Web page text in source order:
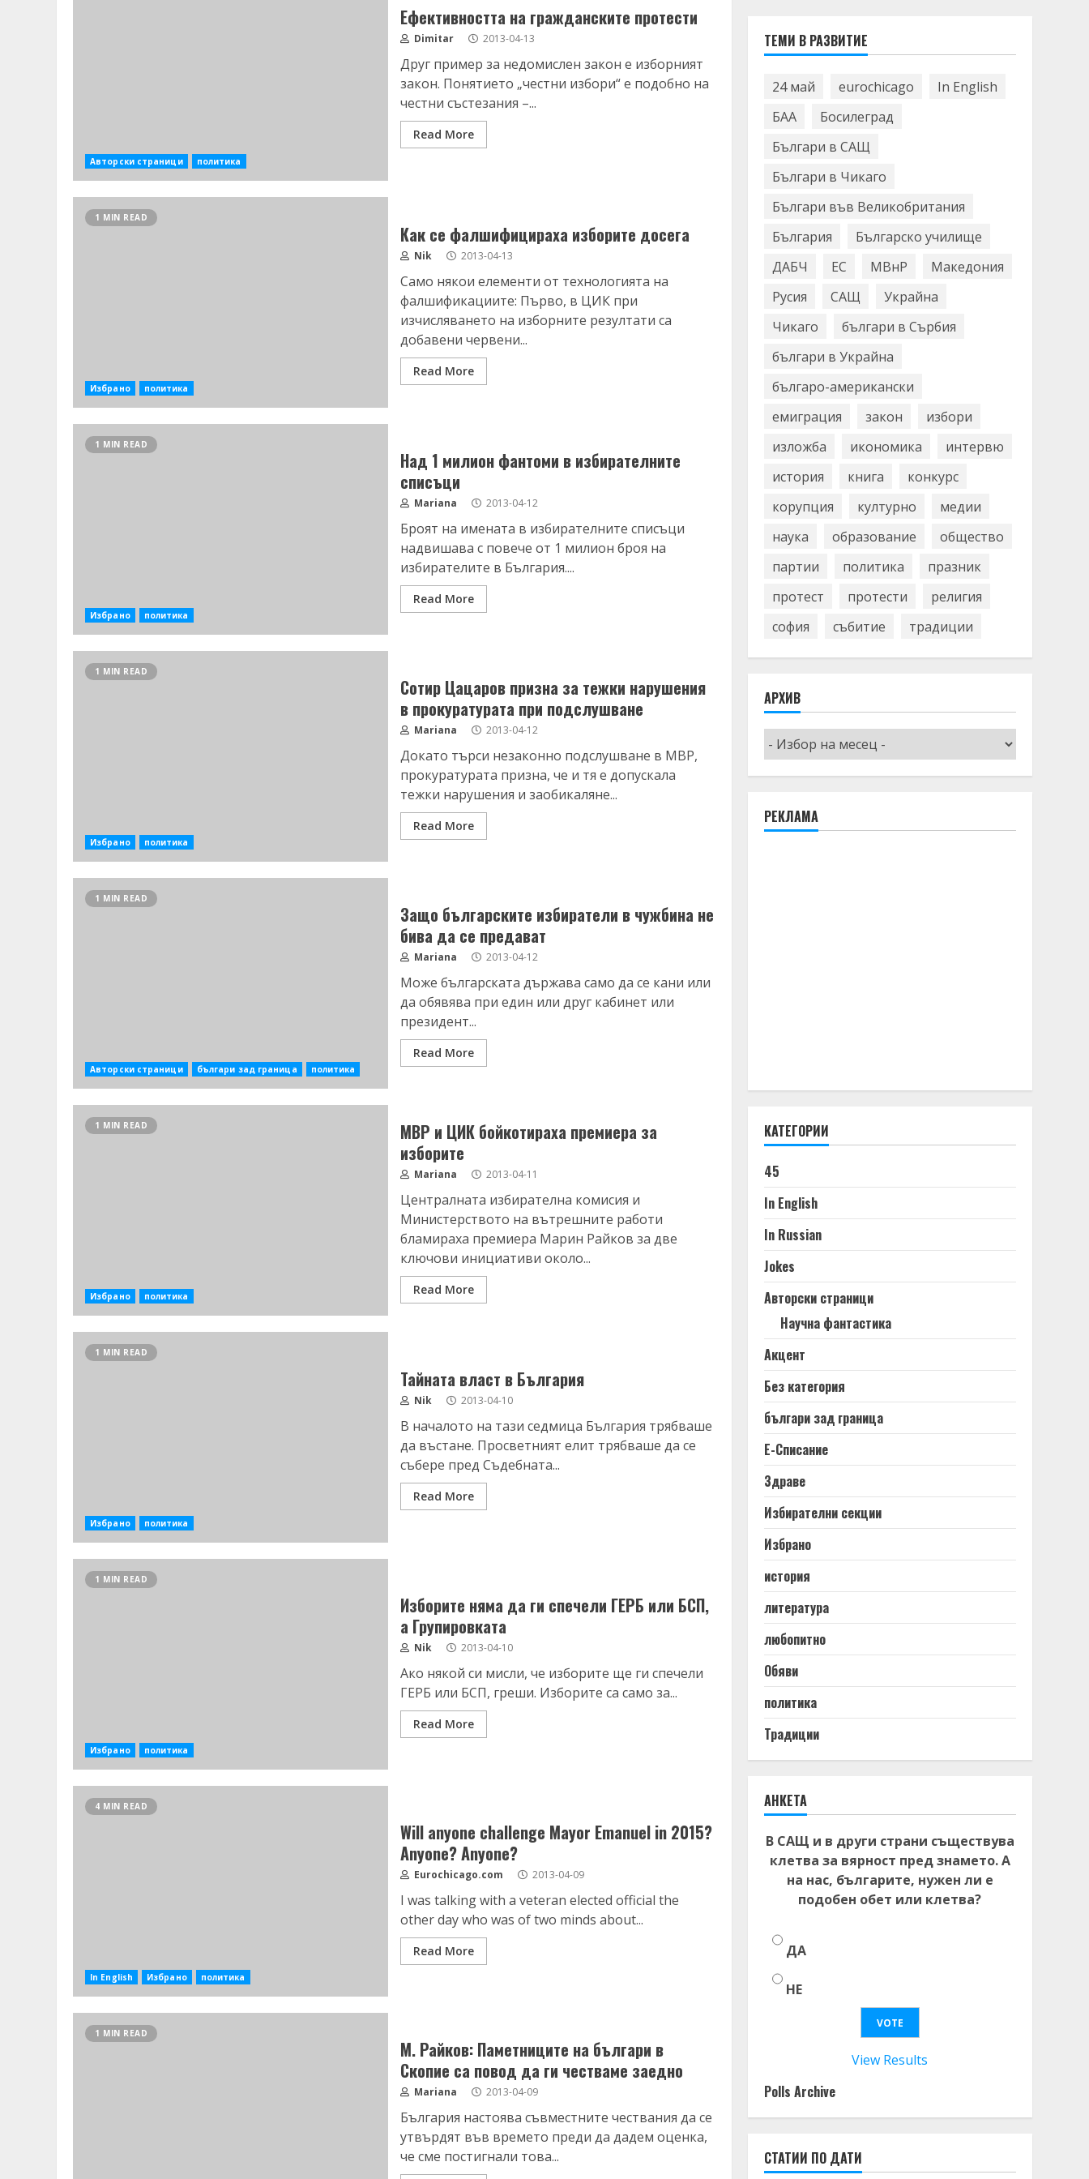
Авторски страници политика
Eфективността на гражданските протести
Dimitar 2013-04-13
Друг пример за недомислен закон е изборният
закон. Понятието „честни избори“ е подобно на
честни състезания –...
Read More
1 MIN READ
Избрано политика
Как се фалшифицираха изборите досега
Nik 2013-04-13
Само някои елементи от технологията на
фалшификациите: Първо, в ЦИК при
изчисляването на изборните резултати са
добавени червени...
Read More
1 MIN READ
Избрано политика
Над 1 милион фантоми в избирателните
списъци
Mariana 2013-04-12
Броят на имената в избирателните списъци
надвишава с повече от 1 милион броя на
избирателите в България....
Read More
1 MIN READ
Избрано политика
Сотир Цацаров призна за тежки нарушения
в прокуратурата при подслушване
Mariana 2013-04-12
Докато търси незаконно подслушване в МВР,
прокуратурата призна, че и тя е допускала
тежки нарушения и заобикаляне...
Read More
1 MIN READ
Авторски страници българи зад граница политика
Защо българските избиратели в чужбина не
бива да се предават
Mariana 2013-04-12
Може българската държава само да се кани или
да обявява при един или друг кабинет или
президент...
Read More
1 MIN READ
Избрано политика
МВР и ЦИК бойкотираха премиера за
изборите
Mariana 2013-04-11
Централната избирателна комисия и
Министерството на вътрешните работи
бламираха премиера Марин Райков за две
ключови инициативи около...
Read More
1 MIN READ
Избрано политика
Тайната власт в България
Nik 2013-04-10
В началото на тази седмица България трябваше
да въстане. Просветният елит трябваше да се
събере пред Съдебната...
Read More
1 MIN READ
Избрано политика
Изборите няма да ги спечели ГЕРБ или БСП,
а Групировката
Nik 2013-04-10
Ако някой си мисли, че изборите ще ги спечели
ГЕРБ или БСП, греши. Изборите са само за...
Read More
4 MIN READ
In English Избрано политика
Will anyone challenge Mayor Emanuel in 2015?
Anyone? Anyone?
Eurochicago.com 2013-04-09
I was talking with a veteran elected official the
other day who was of two minds about...
Read More
1 MIN READ
М. Райков: Паметниците на българи в
Скопие са повод да ги честваме заедно
Mariana 2013-04-09
България настоява съвместните чествания да се
утвърдят във времето преди да дадем оценка,
че сме постигнали това...
ТЕМИ В РАЗВИТИЕ
24 май eurochicago
In English
БАА
Босилеград
Българи в САЩ
Българи в Чикаго
Българи във Великобритания
България
Българско училище
ДАБЧ
ЕС МВнР
Македония
Русия
САЩ
Украйна
Чикаго
българи в Сърбия
българи в Украйна
българо-американски
емиграция
закон
избори
изложба
икономика
интервю
история
книга
конкурс
корупция
културно
медии
наука
образование
общество
партии
политика
празник
протест
протести
религия
софия
събитие традиции
АРХИВ
Архив
РЕКЛАМА
КАТЕГОРИИ
45
In English
In Russian
Jokes
Авторски страници
Научна фантастика
Акцент
Без категория
българи зад граница
Е-Списание
Здраве
Избирателни секции
Избрано
история
литература
любопитно
Обяви
политика
Традиции
АНКЕТА
В САЩ и в други страни съществува
клетва за вярност пред знамето. А
на нас, българите, нужен ли е
подобен обет или клетва?
ДА
НЕ
View Results
Polls Archive
СТАТИИ ПО ДАТИ